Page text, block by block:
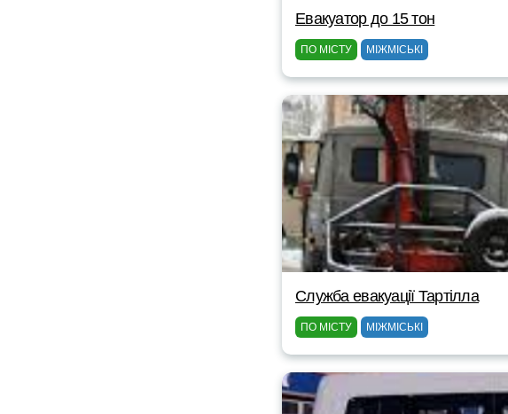
Евакуатор до 15 тон
ПО МІСТУ МІЖМІСЬКІ
Служба евакуації Тартілла
ПО МІСТУ МІЖМІСЬКІ